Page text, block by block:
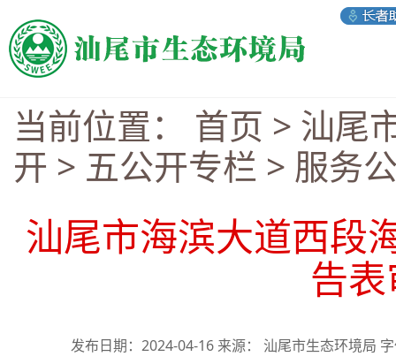
当前位置： 首页 > 汕尾
开 > 五公开专栏 > 服务
汕尾市海滨大道西段
告
发布日期：2024-04-16 来源： 汕尾市生态环境局